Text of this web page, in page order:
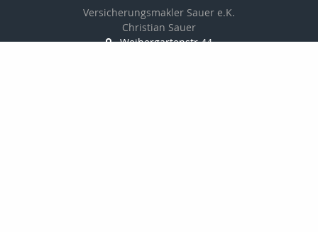
Versicherungsmakler Sauer e.K.
Christian Sauer
Weihergartenstr.44